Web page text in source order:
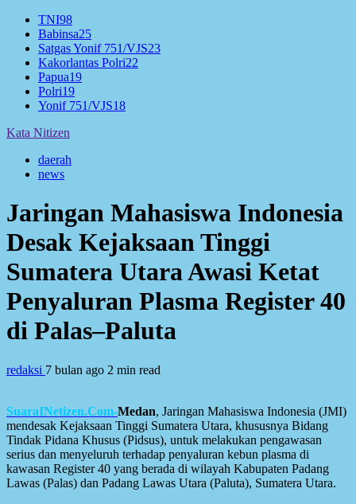
TNI98
Babinsa25
Satgas Yonif 751/VJS23
Kakorlantas Polri22
Papua19
Polri19
Yonif 751/VJS18
Kata Nitizen
daerah
news
Jaringan Mahasiswa Indonesia
Desak Kejaksaan Tinggi
Sumatera Utara Awasi Ketat
Penyaluran Plasma Register 40
di Palas–Paluta
redaksi 7 bulan ago 2 min read
SuaraINetizen.Com-Medan, Jaringan Mahasiswa Indonesia (JMI)
mendesak Kejaksaan Tinggi Sumatera Utara, khususnya Bidang
Tindak Pidana Khusus (Pidsus), untuk melakukan pengawasan
serius dan menyeluruh terhadap penyaluran kebun plasma di
kawasan Register 40 yang berada di wilayah Kabupaten Padang
Lawas (Palas) dan Padang Lawas Utara (Paluta), Sumatera Utara.